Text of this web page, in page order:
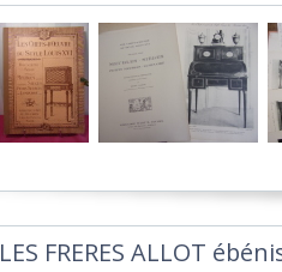
‎LES FRERES ALLOT